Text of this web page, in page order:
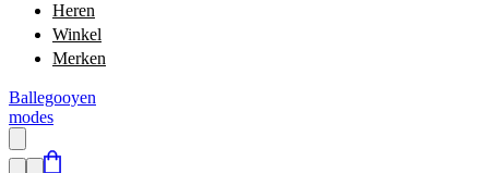
Heren
Winkel
Merken
Ballegooyen
modes